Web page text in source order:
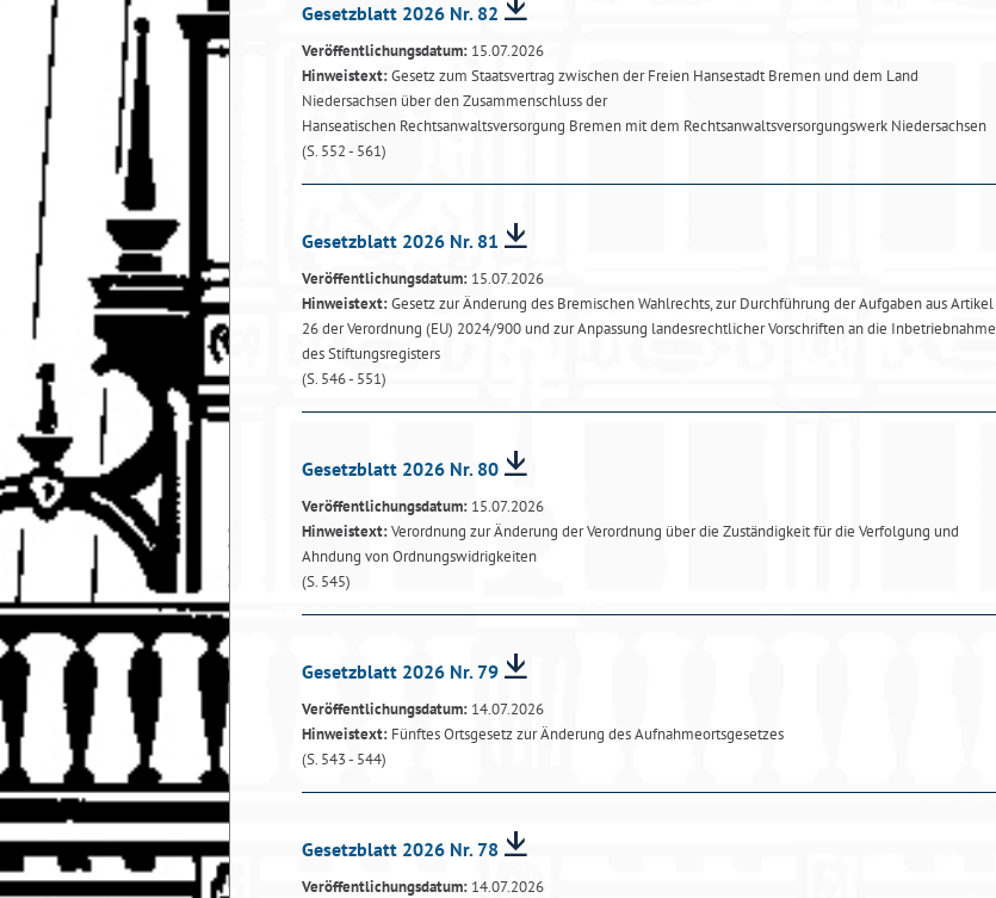
Gesetzblatt 2026 Nr. 82
Veröffentlichungsdatum: 15.07.2026
Hinweistext:Gesetz zum Staatsvertrag zwischen der Freien Hansestadt Bremen und dem Land
Niedersachsen über den Zusammenschluss der
Hanseatischen Rechtsanwaltsversorgung Bremen mit dem Rechtsanwaltsversorgungswerk Niedersachsen
(S. 552 - 561)
Gesetzblatt 2026 Nr. 81
Veröffentlichungsdatum: 15.07.2026
Hinweistext:Gesetz zur Änderung des Bremischen Wahlrechts, zur Durchführung der Aufgaben aus Artikel
26 der Verordnung (EU) 2024/900 und zur Anpassung landesrechtlicher Vorschriften an die Inbetriebnahme
des Stiftungsregisters
(S. 546 - 551)
Gesetzblatt 2026 Nr. 80
Veröffentlichungsdatum: 15.07.2026
Hinweistext:Verordnung zur Änderung der Verordnung über die Zuständigkeit für die Verfolgung und
Ahndung von Ordnungswidrigkeiten
(S. 545)
Gesetzblatt 2026 Nr. 79
Veröffentlichungsdatum: 14.07.2026
Hinweistext: Fünftes Ortsgesetz zur Änderung des Aufnahmeortsgesetzes
(S. 543 - 544)
Gesetzblatt 2026 Nr. 78
Veröffentlichungsdatum: 14.07.2026